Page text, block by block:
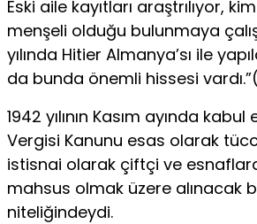
Eski aile kayıtları araştrılıyor,
menşeli olduğu bulunmaya
yılında Hitier Almanya’sı ile
da bunda önemli hissesi
1942 yılının Kasım ayında kabul
Vergisi Kanunu esas olarak
istisnai olarak çiftçi ve
mahsus olmak üzere alınacak
niteliğindeydi.